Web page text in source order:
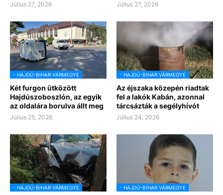
Július 27, 2026 Július 27, 2026
- HAJDÚ-BIHAR VÁRMEGYE
Két furgon ütközött
Hajdúszoboszlón, az egyik
az oldalára borulva állt meg
Július 25, 2026
- HAJDÚ-BIHAR VÁRMEGYE
Az éjszaka közepén riadtak
fel a lakók Kabán, azonnal
tárcsázták a segélyhívót
Július 24, 2026
- HAJDÚ-BIHAR VÁRMEGYE - HAJDÚ-BIHAR VÁRMEGYE